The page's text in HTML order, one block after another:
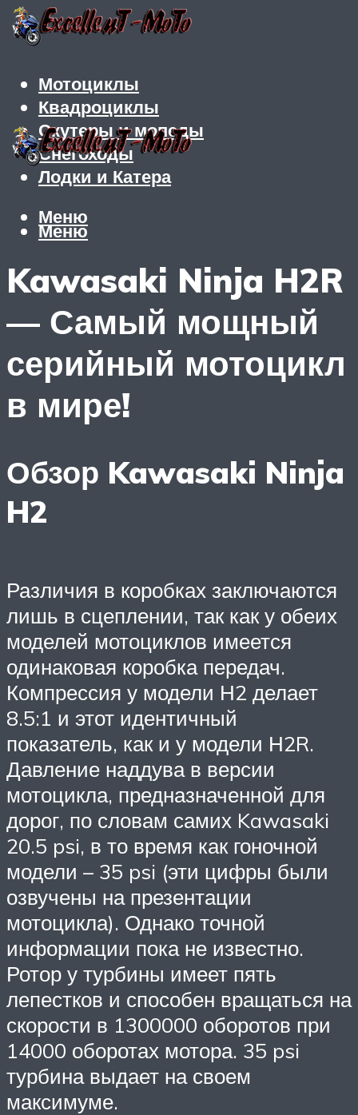
Мотоциклы
Квадроциклы
Скутеры и мопеды
Снегоходы
Лодки и Катера
Меню
Меню
Kawasaki Ninja H2R
— Самый мощный
серийный мотоцикл
в мире!
Обзор Kawasaki Ninja
H2
Различия в коробках заключаются
лишь в сцеплении, так как у обеих
моделей мотоциклов имеется
одинаковая коробка передач.
Компрессия у модели Н2 делает
8.5:1 и этот идентичный
показатель, как и у модели Н2R.
Давление наддува в версии
мотоцикла, предназначенной для
дорог, по словам самих Kawasaki
20.5 psi, в то время как гоночной
модели – 35 psi (эти цифры были
озвучены на презентации
мотоцикла). Однако точной
информации пока не известно.
Ротор у турбины имеет пять
лепестков и способен вращаться на
скорости в 1300000 оборотов при
14000 оборотах мотора. 35 psi
турбина выдает на своем
максимуме.